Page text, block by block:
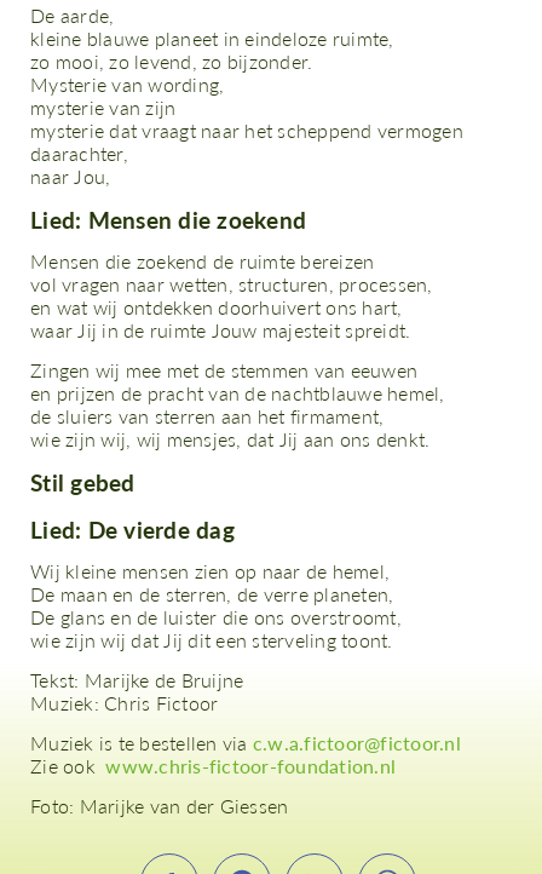
De aarde,
kleine blauwe planeet in eindeloze ruimte,
zo mooi, zo levend, zo bijzonder.
Mysterie van wording,
mysterie van zijn
mysterie dat vraagt naar het scheppend vermogen
daarachter,
naar Jou,
Lied: Mensen die zoekend
Mensen die zoekend de ruimte bereizen
vol vragen naar wetten, structuren, processen,
en wat wij ontdekken doorhuivert ons hart,
waar Jij in de ruimte Jouw majesteit spreidt.
Zingen wij mee met de stemmen van eeuwen
en prijzen de pracht van de nachtblauwe hemel,
de sluiers van sterren aan het firmament,
wie zijn wij, wij mensjes, dat Jij aan ons denkt.
Stil gebed
Lied: De vierde dag
Wij kleine mensen zien op naar de hemel,
De maan en de sterren, de verre planeten,
De glans en de luister die ons overstroomt,
wie zijn wij dat Jij dit een sterveling toont.
Tekst: Marijke de Bruijne
Muziek: Chris Fictoor
Muziek is te bestellen via c.w.a.fictoor@fictoor.nl
Zie ookwww.chris-fictoor-foundation.nl
Foto: Marijke van der Giessen